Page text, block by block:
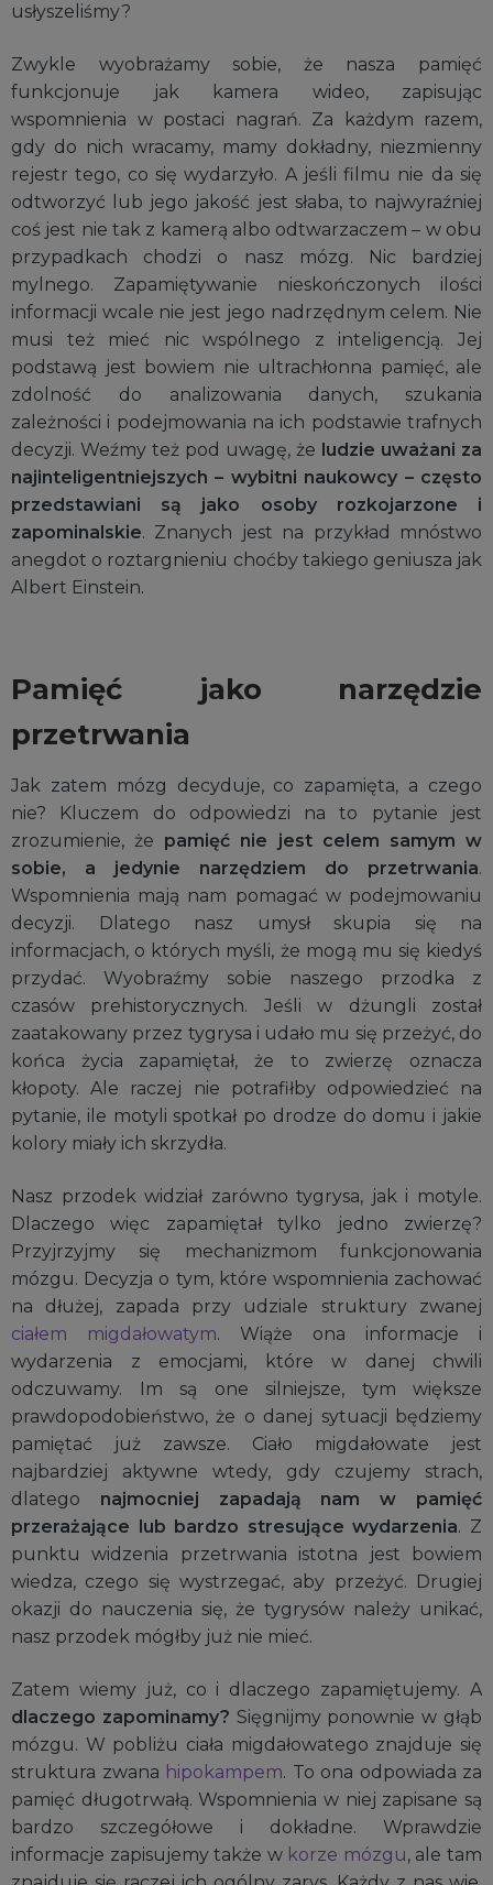
usłyszeliśmy?
Zwykle wyobrażamy sobie, że nasza pamięć
funkcjonuje jak kamera wideo, zapisując
wspomnienia w postaci nagrań. Za każdym razem,
gdy do nich wracamy, mamy dokładny, niezmienny
rejestr tego, co się wydarzyło. A jeśli filmu nie da się
odtworzyć lub jego jakość jest słaba, to najwyraźniej
coś jest nie tak z kamerą albo odtwarzaczem – w obu
przypadkach chodzi o nasz mózg. Nic bardziej
mylnego. Zapamiętywanie nieskończonych ilości
informacji wcale nie jest jego nadrzędnym celem. Nie
musi też mieć nic wspólnego z inteligencją. Jej
podstawą jest bowiem nie ultrachłonna pamięć, ale
zdolność do analizowania danych, szukania
zależności i podejmowania na ich podstawie trafnych
decyzji. Weźmy też pod uwagę, że ludzie uważani za
najinteligentniejszych – wybitni naukowcy – często
przedstawiani są jako osoby rozkojarzone i
zapominalskie. Znanych jest na przykład mnóstwo
anegdot o roztargnieniu choćby takiego geniusza jak
Albert Einstein.
Pamięć jako narzędzie
przetrwania
Jak zatem mózg decyduje, co zapamięta, a czego
nie? Kluczem do odpowiedzi na to pytanie jest
zrozumienie, że pamięć nie jest celem samym w
sobie, a jedynie narzędziem do przetrwania.
Wspomnienia mają nam pomagać w podejmowaniu
decyzji. Dlatego nasz umysł skupia się na
informacjach, o których myśli, że mogą mu się kiedyś
przydać. Wyobraźmy sobie naszego przodka z
czasów prehistorycznych. Jeśli w dżungli został
zaatakowany przez tygrysa i udało mu się przeżyć, do
końca życia zapamiętał, że to zwierzę oznacza
kłopoty. Ale raczej nie potrafiłby odpowiedzieć na
pytanie, ile motyli spotkał po drodze do domu i jakie
kolory miały ich skrzydła.
Nasz przodek widział zarówno tygrysa, jak i motyle.
Dlaczego więc zapamiętał tylko jedno zwierzę?
Przyjrzyjmy się mechanizmom funkcjonowania
mózgu. Decyzja o tym, które wspomnienia zachować
na dłużej, zapada przy udziale struktury zwanej
ciałem migdałowatym. Wiąże ona informacje i
wydarzenia z emocjami, które w danej chwili
odczuwamy. Im są one silniejsze, tym większe
prawdopodobieństwo, że o danej sytuacji będziemy
pamiętać już zawsze. Ciało migdałowate jest
najbardziej aktywne wtedy, gdy czujemy strach,
dlatego najmocniej zapadają nam w pamięć
przerażające lub bardzo stresujące wydarzenia. Z
punktu widzenia przetrwania istotna jest bowiem
wiedza, czego się wystrzegać, aby przeżyć. Drugiej
okazji do nauczenia się, że tygrysów należy unikać,
nasz przodek mógłby już nie mieć.
Zatem wiemy już, co i dlaczego zapamiętujemy. A
dlaczego zapominamy? Sięgnijmy ponownie w głąb
mózgu. W pobliżu ciała migdałowatego znajduje się
struktura zwana hipokampem. To ona odpowiada za
pamięć długotrwałą. Wspomnienia w niej zapisane są
bardzo szczegółowe i dokładne. Wprawdzie
informacje zapisujemy także w korze mózgu, ale tam